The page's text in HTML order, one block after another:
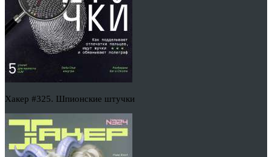
Хакер #325. Шпионские штучки